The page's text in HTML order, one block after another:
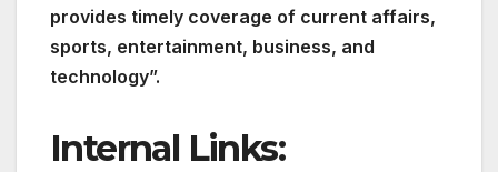
provides timely coverage of current affairs,
sports, entertainment, business, and
technology”.
Internal Links: